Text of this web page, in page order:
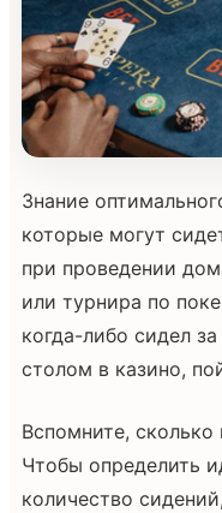
Знание
которые могут
при проведении
или турнира по
когда-либо сидел
столом в казино,
Вспомните,
Чтобы определить
количество